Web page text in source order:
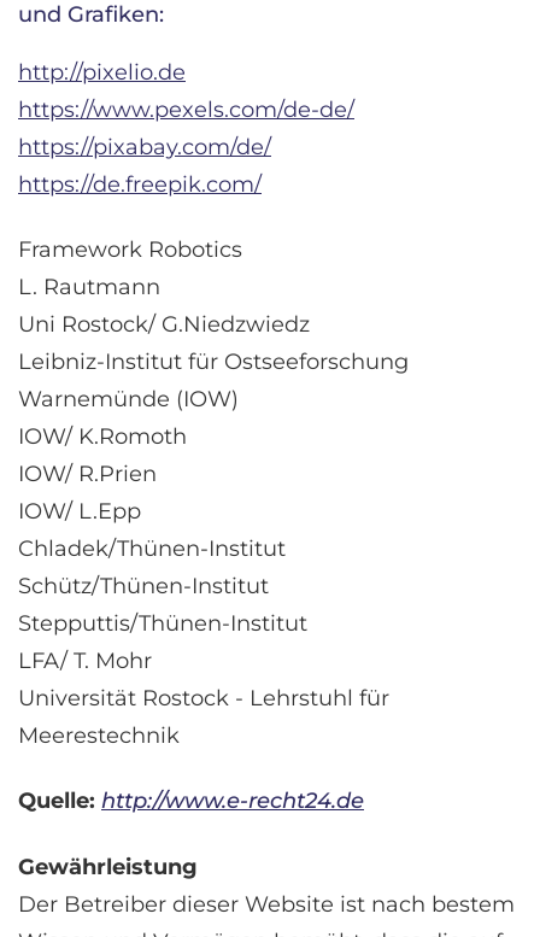
und Grafiken:
http://pixelio.de
https://www.pexels.com/de-de/
https://pixabay.com/de/
https://de.freepik.com/
Framework Robotics
L. Rautmann
Uni Rostock/ G.Niedzwiedz
Leibniz-Institut für Ostseeforschung
Warnemünde (IOW)
IOW/ K.Romoth
IOW/ R.Prien
IOW/ L.Epp
Chladek/Thünen-Institut
Schütz/Thünen-Institut
Stepputtis/Thünen-Institut
LFA/ T. Mohr
Universität Rostock - Lehrstuhl für
Meerestechnik
Quelle: http://www.e-recht24.de
Gewährleistung
Der Betreiber dieser Website ist nach bestem